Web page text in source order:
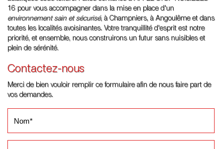
16 pour vous accompagner dans la mise en place d'un
environnement sain et sécurisé, à Champniers, à Angoulême et dans
toutes les localités avoisinantes. Votre tranquillité d'esprit est notre
priorité, et ensemble, nous construirons un futur sans nuisibles et
plein de sérénité.
Contactez-nous
Merci de bien vouloir remplir ce formulaire afin de nous faire part de
vos demandes.